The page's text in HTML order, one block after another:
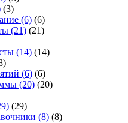
(3)
(6) (6)
(21) (21)
(14) (14)
(6) (6)
(20) (20)
(29)
(8) (8)